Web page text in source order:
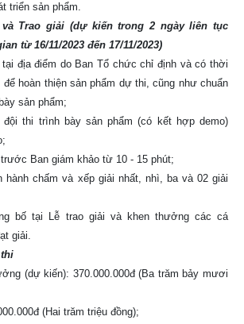
triển sản phẩm.
Trao giải (dự kiến trong 2 ngày liên tục
từ 16/11/2023 đến 17/11/2023)
địa điểm do Ban Tổ chức chỉ định và có thời
hoàn thiện sản phẩm dự thi, cũng như chuẩn
sản phẩm;
thi trình bày sản phẩm (có kết hợp demo)
Ban giám khảo từ 10 - 15 phút;
hành chấm và xếp giải nhất, nhì, ba và 02 giải
bố tại Lễ trao giải và khen thưởng các cá
giải.
(dự kiến): 370.000.000đ (Ba trăm bảy mươi
(Hai trăm triệu đồng);